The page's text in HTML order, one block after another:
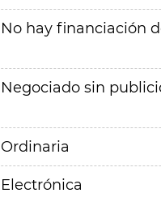
No hay financiación
Negociado sin
Ordinaria
Electrónica